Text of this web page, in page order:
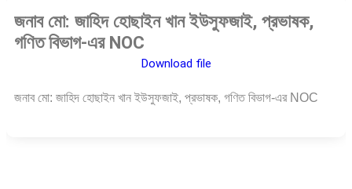
জনাব মো: জাহিদ হোছাইন খান ইউসুফজাই, প্রভাষক,
গণিত বিভাগ-এর NOC
Download file
জনাব মো: জাহিদ হোছাইন খান ইউসুফজাই, প্রভাষক, গণিত বিভাগ-এর NOC